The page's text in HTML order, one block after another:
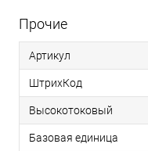
Прочие
Артикул
ШтрихКод
Высокотоковый
Базовая единица